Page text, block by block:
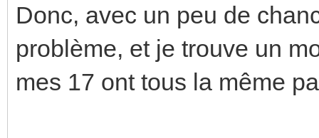
Donc, avec un peu de
problème, et je trouve un
mes 17 ont tous la même